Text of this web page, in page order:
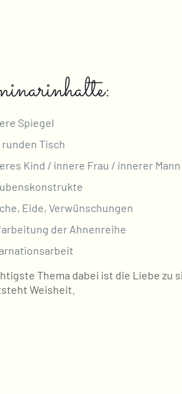
Spiegel
runden Tisch
Kind / innere Frau / innerer Mann
Eide, Verwünschungen
der Ahnenreihe
Thema dabei ist die Liebe zu
Weisheit.